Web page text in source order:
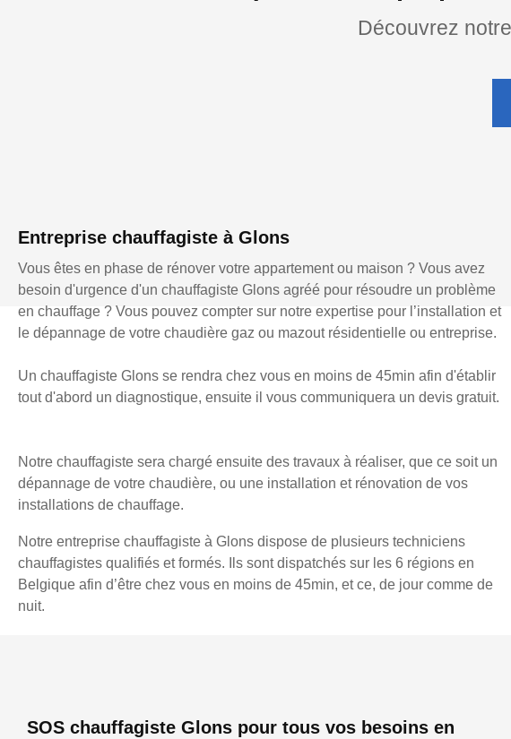
Découvrez
Entreprise chauffagiste à Glons
Vous êtes en phase de rénover votre appartement ou maison ? Vous avez
besoin d'urgence d'un chauffagiste Glons agréé pour résoudre un problème
en chauffage ? Vous pouvez compter sur notre expertise pour l’installation et
le dépannage de votre chaudière gaz ou mazout résidentielle ou entreprise.
Un chauffagiste Glons se rendra chez vous en moins de 45min afin d'établir
tout d'abord un diagnostique, ensuite il vous communiquera un devis gratuit.
Notre chauffagiste sera chargé ensuite des travaux à réaliser, que ce soit un
dépannage de votre chaudière, ou une installation et rénovation de vos
installations de chauffage.
Notre entreprise chauffagiste à Glons dispose de plusieurs techniciens
chauffagistes qualifiés et formés. Ils sont dispatchés sur les 6 régions en
Belgique afin d’être chez vous en moins de 45min, et ce, de jour comme de
nuit.
SOS chauffagiste Glons pour tous vos besoins en